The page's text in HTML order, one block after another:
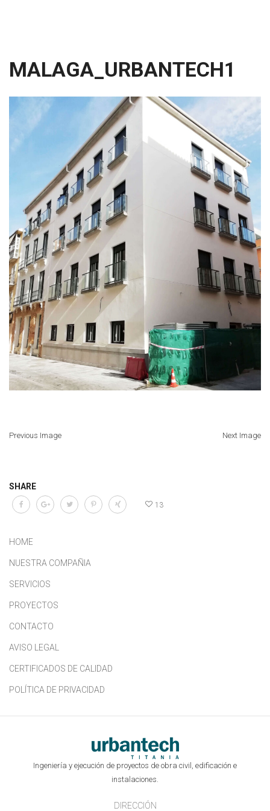
MALAGA_URBANTECH1
Previous Image Next Image
SHARE
13
HOME
NUESTRA COMPAÑIA
SERVICIOS
PROYECTOS
CONTACTO
AVISO LEGAL
CERTIFICADOS DE CALIDAD
POLÍTICA DE PRIVACIDAD
Ingeniería y ejecución de proyectos de obra civil, edificación e
instalaciones.
DIRECCIÓN